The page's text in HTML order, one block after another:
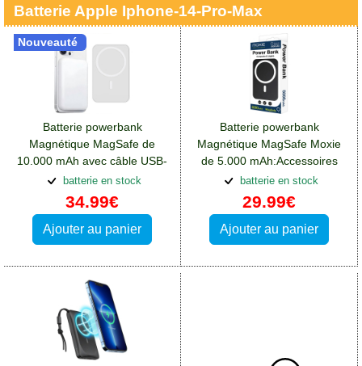
Batterie Apple Iphone-14-Pro-Max
Batterie powerbank
Magnétique MagSafe de
10.000 mAh avec câble USB-
C:Accessoires Apple iPhone
14 Pro Max
batterie en stock
34.99€
Ajouter au panier
Nouveauté
Batterie powerbank
Magnétique MagSafe Moxie
de 5.000 mAh:Accessoires
Apple iPhone 14 Pro Max
batterie en stock
29.99€
Ajouter au panier